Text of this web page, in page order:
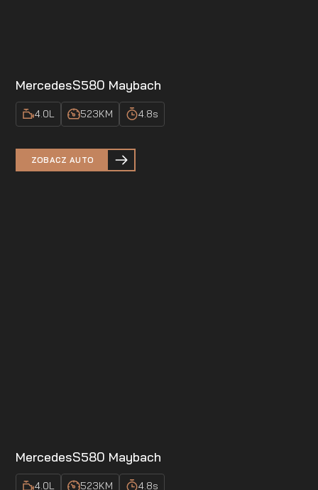
MercedesS580 Maybach
4.0L 523KM 4.8s
ZOBACZ AUTO
MercedesS580 Maybach
4.0L 523KM 4.8s